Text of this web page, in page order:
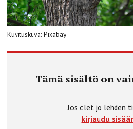
Kuvituskuva: Pixabay
Tämä sisältö on
Jos olet jo lehden
kirjaudu